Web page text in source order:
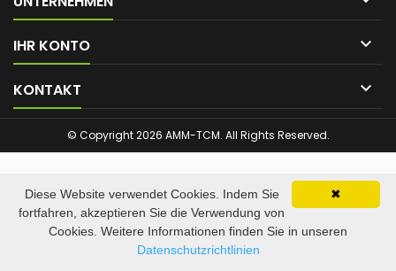
IHR KONTO 
KONTAKT 
© Copyright 2026 AMM-TCM. All Rights Reserved.
✖
Diese Website verwendet Cookies. Indem Sie
fortfahren, akzeptieren Sie die Verwendung von
Cookies. Weitere Informationen finden Sie in unseren
Datenschutzrichtlinien